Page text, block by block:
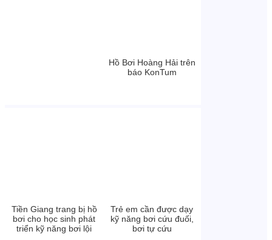
Hồ Bơi Hoàng Hải trên
báo KonTum
Tiền Giang trang bị hồ
bơi cho học sinh phát
triển kỹ năng bơi lội
Trẻ em cần được dạy
kỹ năng bơi cứu đuối,
bơi tự cứu